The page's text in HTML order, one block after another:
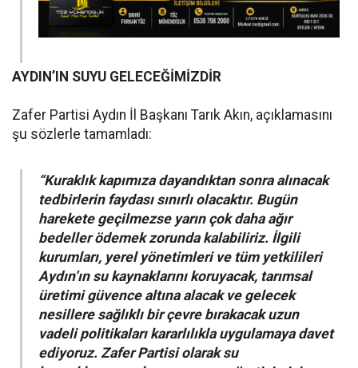
AYDIN’IN SUYU GELECEĞİMİZDİR
Zafer Partisi Aydın İl Başkanı Tarık Akın, açıklamasını
şu sözlerle tamamladı:
“Kuraklık kapımıza dayandıktan sonra alınacak
tedbirlerin faydası sınırlı olacaktır. Bugün
harekete geçilmezse yarın çok daha ağır
bedeller ödemek zorunda kalabiliriz. İlgili
kurumları, yerel yönetimleri ve tüm yetkilileri
Aydın’ın su kaynaklarını koruyacak, tarımsal
üretimi güvence altına alacak ve gelecek
nesillere sağlıklı bir çevre bırakacak uzun
vadeli politikaları kararlılıkla uygulamaya davet
ediyoruz. Zafer Partisi olarak su